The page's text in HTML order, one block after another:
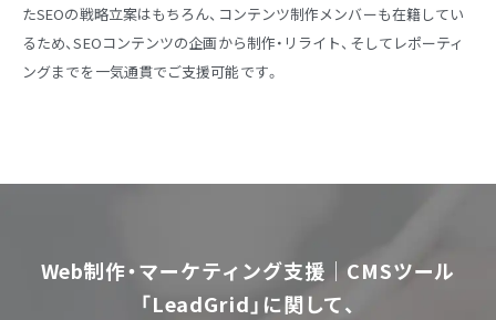
たSEOの戦略立案はもちろん、コンテンツ制作メンバーも在籍してい
るため、SEOコンテンツの企画から制作・リライト、そしてレポーティ
ングまでを一気通貫でご支援可能です。
Web制作・マーケティング支援｜CMSツール
「LeadGrid」に関して、